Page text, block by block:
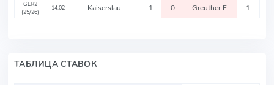
GER2
(25/26)
14.02 Kaiserslau 1 0 Greuther F 1
ТАБЛИЦА СТАВОК